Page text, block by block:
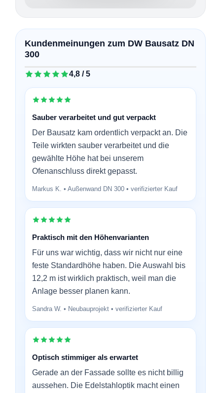
Kundenmeinungen zum DW Bausatz DN
300
4,8 / 5
Sauber verarbeitet und gut verpackt
Der Bausatz kam ordentlich verpackt an. Die
Teile wirkten sauber verarbeitet und die
gewählte Höhe hat bei unserem
Ofenanschluss direkt gepasst.
Markus K. • Außenwand DN 300 • verifizierter Kauf
Praktisch mit den Höhenvarianten
Für uns war wichtig, dass wir nicht nur eine
feste Standardhöhe haben. Die Auswahl bis
12,2 m ist wirklich praktisch, weil man die
Anlage besser planen kann.
Sandra W. • Neubauprojekt • verifizierter Kauf
Optisch stimmiger als erwartet
Gerade an der Fassade sollte es nicht billig
aussehen. Die Edelstahloptik macht einen